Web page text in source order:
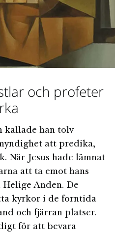
och profeter
kallade han tolv
att predika,
När Jesus hade lämnat
att ta emot hans
Anden. De
kyrkor i de forntida
och fjärran platser.
för att bevara